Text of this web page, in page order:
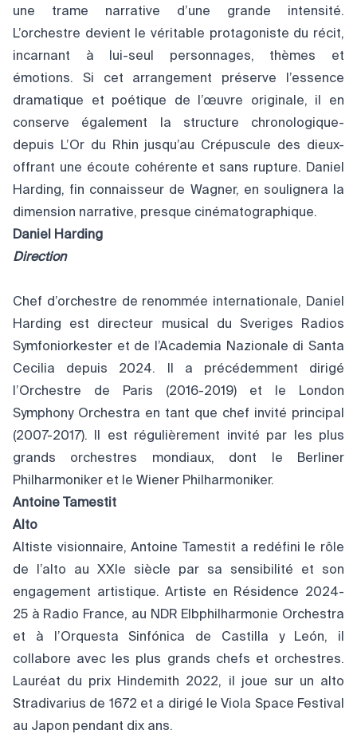
une trame narrative d’une grande intensité.
L’orchestre devient le véritable protagoniste du récit,
incarnant à lui-seul personnages, thèmes et
émotions. Si cet arrangement préserve l’essence
dramatique et poétique de l’œuvre originale, il en
conserve également la structure chronologique-
depuis L’Or du Rhin jusqu’au Crépuscule des dieux-
offrant une écoute cohérente et sans rupture. Daniel
Harding, fin connaisseur de Wagner, en soulignera la
dimension narrative, presque cinématographique.
Daniel Harding
Direction
Chef d’orchestre de renommée internationale, Daniel
Harding est directeur musical du Sveriges Radios
Symfoniorkester et de l’Academia Nazionale di Santa
Cecilia depuis 2024. Il a précédemment dirigé
l’Orchestre de Paris (2016-2019) et le London
Symphony Orchestra en tant que chef invité principal
(2007-2017). Il est régulièrement invité par les plus
grands orchestres mondiaux, dont le Berliner
Philharmoniker et le Wiener Philharmoniker.
Antoine Tamestit
Alto
Altiste visionnaire, Antoine Tamestit a redéfini le rôle
de l’alto au XXIe siècle par sa sensibilité et son
engagement artistique. Artiste en Résidence 2024-
25 à Radio France, au NDR Elbphilharmonie Orchestra
et à l’Orquesta Sinfónica de Castilla y León, il
collabore avec les plus grands chefs et orchestres.
Lauréat du prix Hindemith 2022, il joue sur un alto
Stradivarius de 1672 et a dirigé le Viola Space Festival
au Japon pendant dix ans.